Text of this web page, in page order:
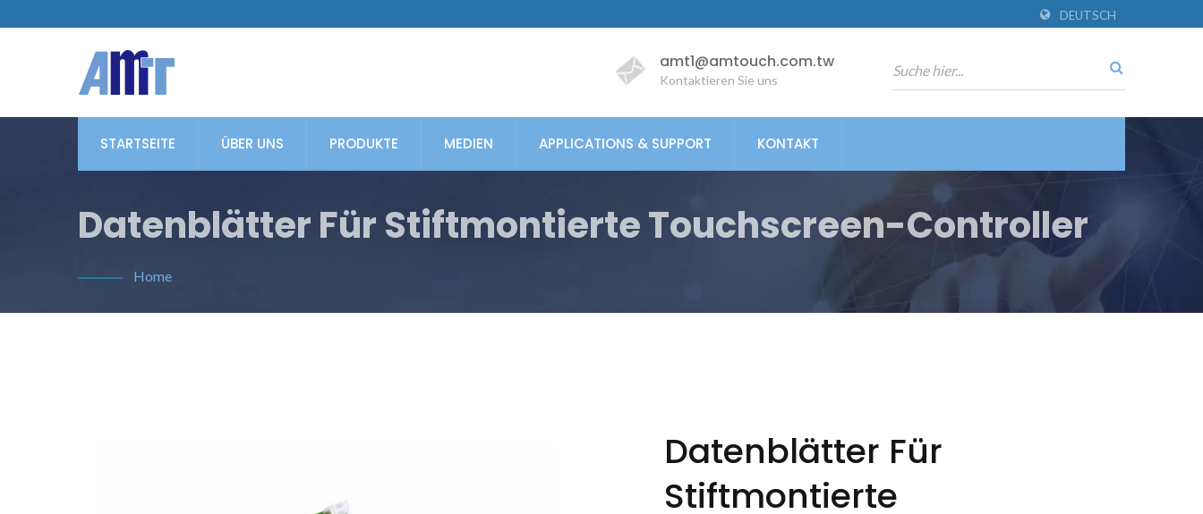
DEUTSCH
amt1@amtouch.com.tw
Kontaktieren Sie uns
STARTSEITE ÜBER UNS PRODUKTE MEDIEN APPLICATIONS & SUPPORT KONTAKT
Datenblätter Für Stiftmontierte Touchscreen-Controller
Home
Datenblätter Für
Stiftmontierte